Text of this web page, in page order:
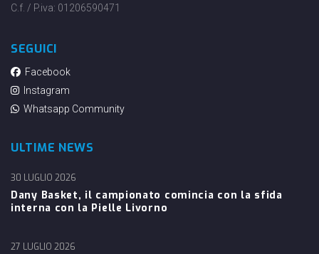
C.f. / P.iva: 01206590471
SEGUICI
Facebook
Instagram
Whatsapp Community
ULTIME NEWS
Dany Basket, il campionato comincia con la sfida
interna con la Pielle Livorno
30 LUGLIO 2026
27 LUGLIO 2026